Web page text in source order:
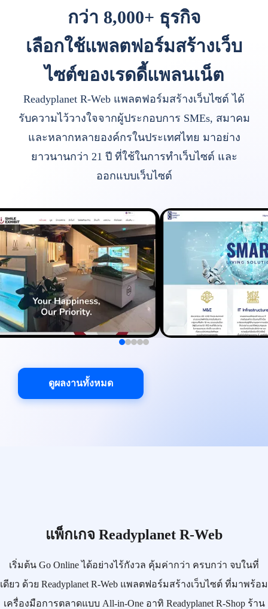
กว่า 8,000+ ธุรกิจ
เลือกใช้แพลตฟอร์มสร้างเว็บ
ไซต์ของเรดดี้แพลนเน็ต
Readyplanet R-Web แพลตฟอร์มสร้างเว็บไซต์ ได้
รับความไว้วางใจจากผู้ประกอบการ SMEs, สมาคม
และหลากหลายองค์กรในประเทศไทย มาอย่าง
ยาวนานกว่า 21 ปี ที่ใช้ในการทำเว็บไซต์ และ
ออกแบบเว็บไซต์
ดูผลงานทั้งหมด
แพ็กเกจ Readyplanet R-Web
เริ่มต้น Go Onlineได้อย่างไร้กังวล คุ้มค่ากว่า ครบกว่า จบในที่
เดียว ด้วย Readyplanet R-Web แพลตฟอร์มสร้างเว็บไซต์ ที่มาพร้อม
เครื่องมือการตลาดแบบ All-in-Oneอาทิ Readyplanet R-Shopร้าน